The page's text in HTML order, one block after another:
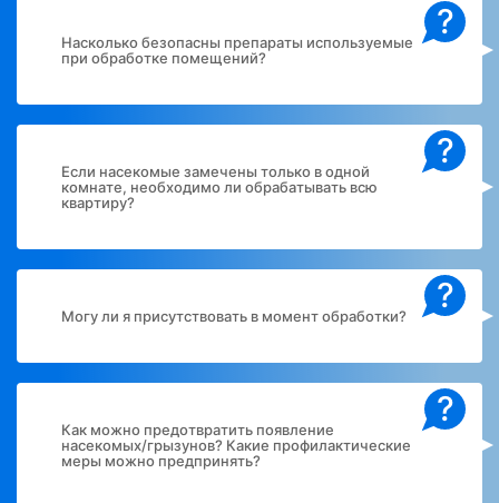
?
Насколько безопасны препараты используемые
при обработке помещений?
?
Если насекомые замечены только в одной
комнате, необходимо ли обрабатывать всю
квартиру?
?
Могу ли я присутствовать в момент обработки?
?
Как можно предотвратить появление
насекомых/грызунов? Какие профилактические
меры можно предпринять?